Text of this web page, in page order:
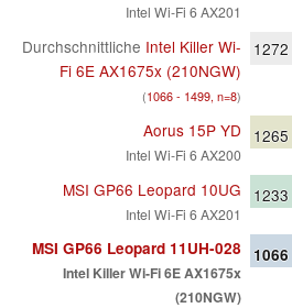
Intel Wi-Fi 6 AX201
Durchschnittliche Intel Killer Wi-
Fi 6E AX1675x (210NGW)
(1066 - 1499, n=8)
1272
Aorus 15P YD
Intel Wi-Fi 6 AX200
1265
MSI GP66 Leopard 10UG
Intel Wi-Fi 6 AX201
1233
MSI GP66 Leopard 11UH-028
Intel Killer Wi-Fi 6E AX1675x
(210NGW)
1066